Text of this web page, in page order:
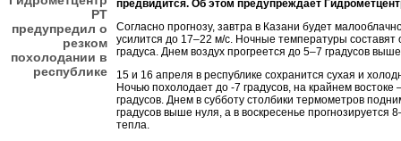
РТ
предупредил о
резком
похолодании в
республике
предвидится. Об этом предупреждает
Согласно прогнозу, завтра в Казани будет
усилится до 17–22 м/с. Ночные температуры составят
градуса. Днем воздух прогреется до 5–7 градусов
15 и 16 апреля в республике сохранится сухая и
Ночью похолодает до -7 градусов, на крайнем востоке
градусов. Днем в субботу столбики термометров
градусов выше нуля, а в воскресенье прогнозируется
тепла.